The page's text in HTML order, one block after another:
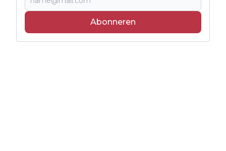
Abonneren